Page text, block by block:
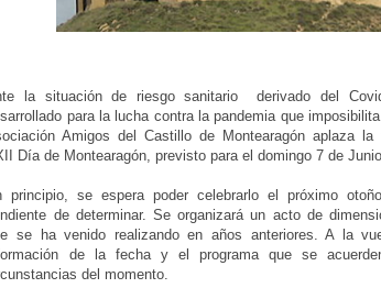
la situación de riesgo sanitario
derivado del
para la lucha contra la pandemia que
Amigos del Castillo de Montearagón aplaza la
Día de Montearagón, previsto para el domingo 7 de
principio, se espera poder celebrarlo el próximo
de determinar. Se organizará un acto de
se ha venido realizando en años anteriores. A la
de la fecha y el programa que se
del momento.